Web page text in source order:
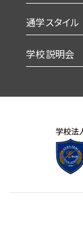
通学スタイル
学校説明会